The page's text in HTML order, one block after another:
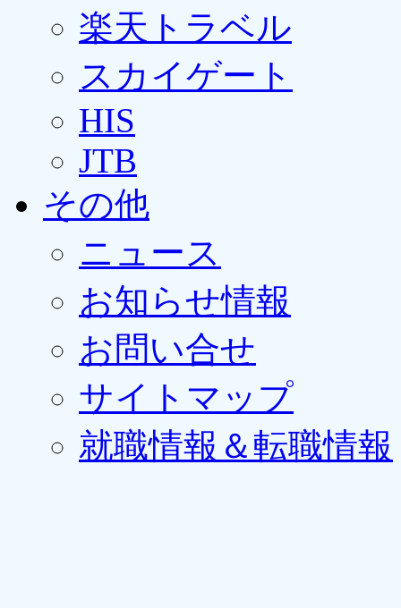
楽天トラベル
スカイゲート
HIS
JTB
その他
ニュース
お知らせ情報
お問い合せ
サイトマップ
就職情報＆転職情報